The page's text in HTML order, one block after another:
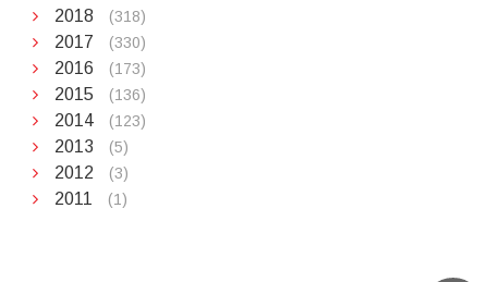
2018 (318)
2017 (330)
2016 (173)
2015 (136)
2014 (123)
2013 (5)
2012 (3)
2011 (1)